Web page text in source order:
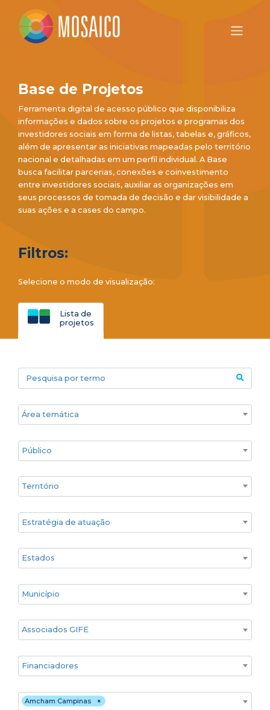
Base de Projetos
Ferramenta digital de acesso público que disponibiliza
informações e dados sobre os projetos e programas dos
investidores sociais em forma de listas, tabelas e, gráficos,
além de apresentar as iniciativas mapeadas pelo território
nacional e detalhadas em um perfil individual. A Base
busca facilitar parcerias, conexões e coinvestimento
entre investidores sociais, auxiliar as organizações em
seus processos de tomada de decisão e dar visibilidade a
suas ações e a cases do campo.
Filtros:
Selecione o modo de visualização:
Lista de
projetos
Pesquisa por termo
Áreas temáticas
Público
Territórios
Estratégia de atuação
Estado
Cidade
Associados GIFE
Financiadores
Executores ×
Amcham Campinas